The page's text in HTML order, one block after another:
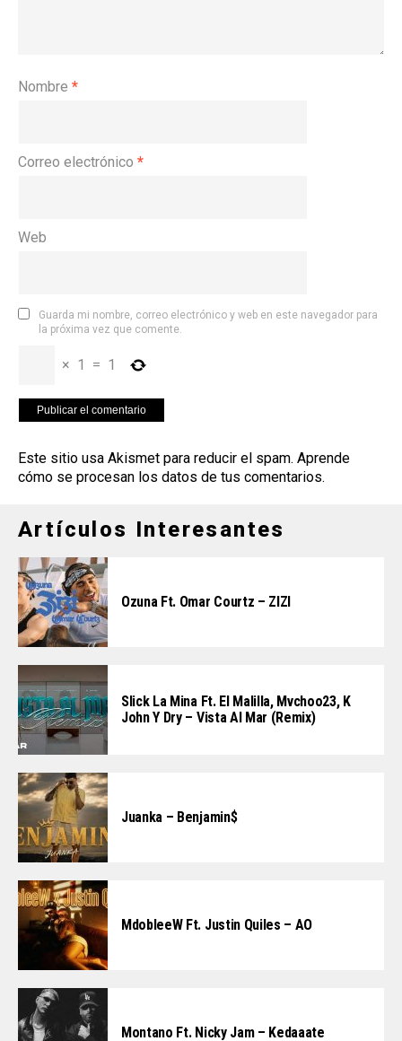
Nombre *
Correo electrónico *
Web
Guarda mi nombre, correo electrónico y web en este navegador para
la próxima vez que comente.
× 1 = 1
Este sitio usa Akismet para reducir el spam. Aprende
cómo se procesan los datos de tus comentarios.
Artículos Interesantes
Ozuna Ft. Omar Courtz – ZIZI
Slick La Mina Ft. El Malilla, Mvchoo23, K
John Y Dry – Vista Al Mar (Remix)
Juanka – Benjamin$
MdobleeW Ft. Justin Quiles – AO
Montano Ft. Nicky Jam – Kedaaate